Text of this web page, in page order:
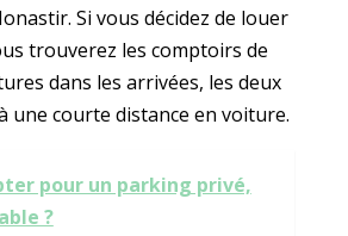
Si vous décidez de louer
trouverez les comptoirs de
dans les arrivées, les deux
une courte distance en voiture.
pour un parking privé,
?